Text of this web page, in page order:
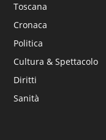
Toscana
Cronaca
Politica
Cultura & Spettacolo
Diritti
Sanità